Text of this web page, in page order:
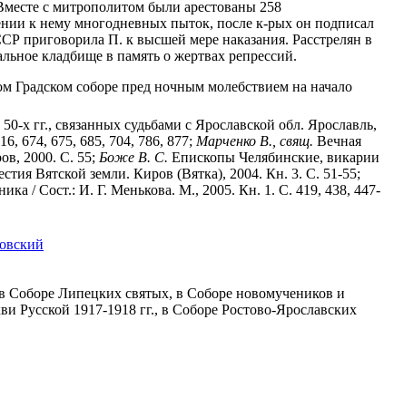
с митрополитом были арестованы 258
к нему многодневных пыток, после к-рых он подписал
приговорила П. к высшей мере наказания. Расстрелян в
кладбище в память о жертвах репрессий.
Градском соборе пред ночным молебствием на начало
х гг., связанных судьбами с Ярославской обл. Ярославль,
674, 675, 685, 704, 786, 877; Марченко В., свящ. Вечная
2000. С. 55; Боже В. С. Епископы Челябинские, викарии
Вятской земли. Киров (Вятка), 2004. Кн. 3. С. 51-55;
/ Сост.: И. Г. Менькова. М., 2005. Кн. 1. С. 419, 438, 447-
Соборе Липецких святых, в Соборе новомучеников и
1917-1918 гг., в Соборе Ростово-Ярославских